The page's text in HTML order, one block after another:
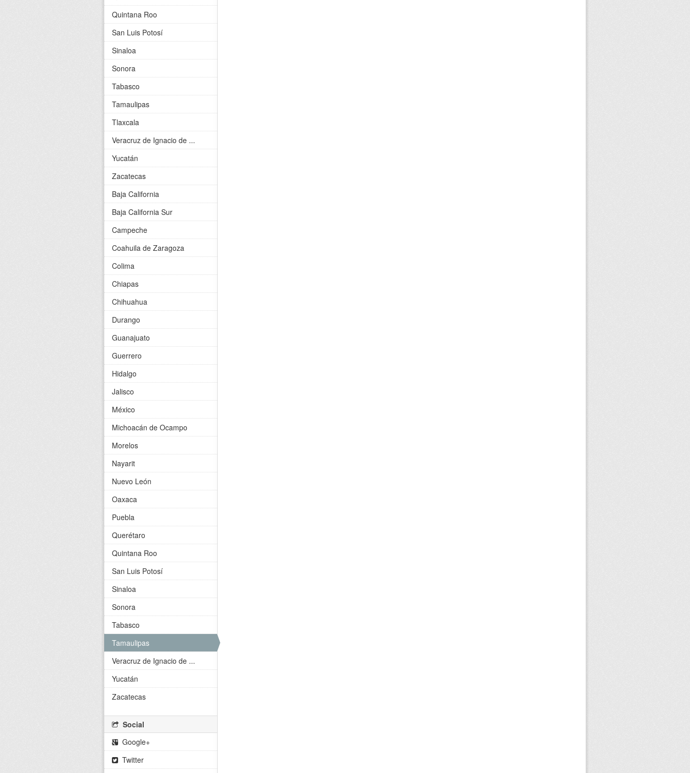
Quintana Roo
San Luis Potosí
Sinaloa
Sonora
Tabasco
Tamaulipas
Tlaxcala
Veracruz de Ignacio de ...
Yucatán
Zacatecas
Baja California
Baja California Sur
Campeche
Coahuila de Zaragoza
Colima
Chiapas
Chihuahua
Durango
Guanajuato
Guerrero
Hidalgo
Jalisco
México
Michoacán de Ocampo
Morelos
Nayarit
Nuevo León
Oaxaca
Puebla
Querétaro
Quintana Roo
San Luis Potosí
Sinaloa
Sonora
Tabasco
Tamaulipas
Veracruz de Ignacio de ...
Yucatán
Zacatecas
Social
Google+
Twitter